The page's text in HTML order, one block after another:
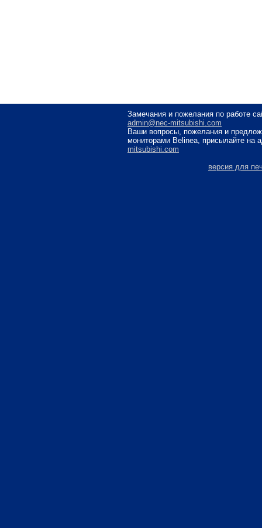
Замечания и пожелания по работе
admin@nec-mitsubishi.com
Ваши вопросы, пожелания и
мониторами Belinea, присылайте на
mitsubishi.com
версия для